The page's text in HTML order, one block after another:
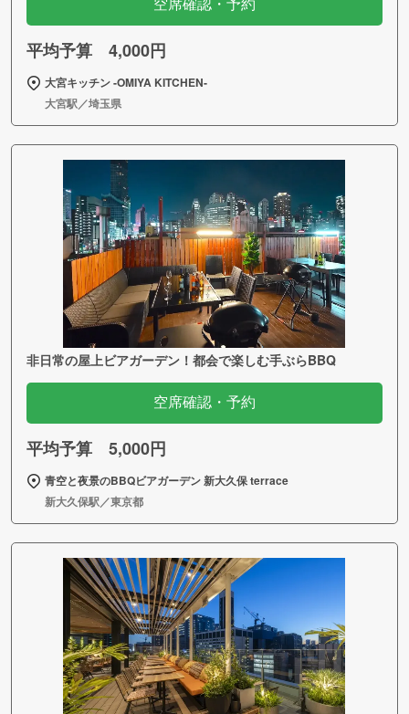
空席確認・予約
平均予算 4,000円
大宮キッチン ‐OMIYA KITCHEN‐
大宮駅／埼玉県
非日常の屋上ビアガーデン！都会で楽しむ手ぶらBBQ
空席確認・予約
平均予算 5,000円
青空と夜景のBBQビアガーデン 新大久保 terrace
新大久保駅／東京都